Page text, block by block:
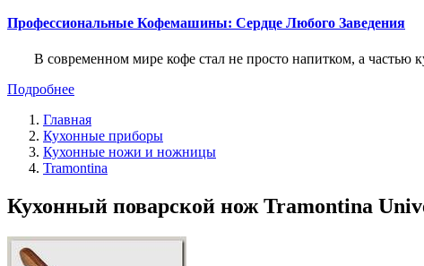
Профессиональные Кофемашины: Сердце Любого Заведения
В современном мире кофе стал не просто напитком, а частью
Подробнее
Главная
Кухонные приборы
Кухонные ножи и ножницы
Tramontina
Кухонный поварской нож Tramontina